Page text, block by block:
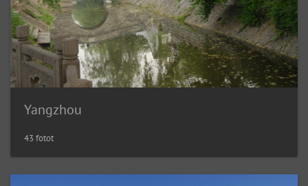
Yangzhou
43 fotot